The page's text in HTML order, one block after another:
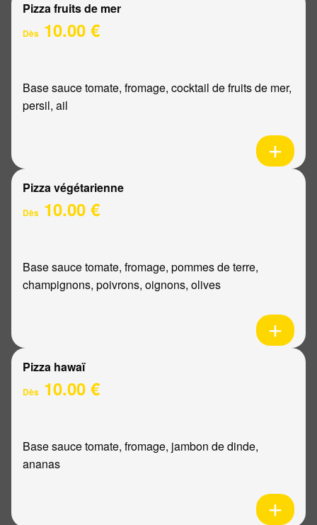
Pizza fruits de mer
Dès 10.00 €
Base sauce tomate, fromage, cocktail de fruits de mer,
persil, ail
Pizza végétarienne
Dès 10.00 €
Base sauce tomate, fromage, pommes de terre,
champignons, poivrons, oignons, olives
Pizza hawaï
Dès 10.00 €
Base sauce tomate, fromage, jambon de dinde,
ananas